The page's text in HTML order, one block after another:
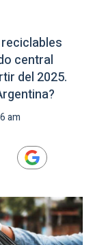
central
del 2025.
am